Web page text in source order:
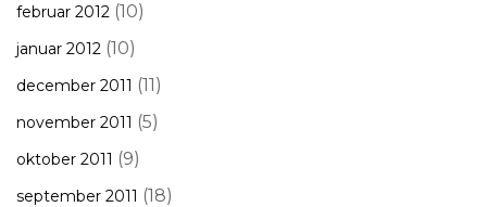
februar 2012 (10)
januar 2012 (10)
december 2011 (11)
november 2011 (5)
oktober 2011 (9)
september 2011 (18)